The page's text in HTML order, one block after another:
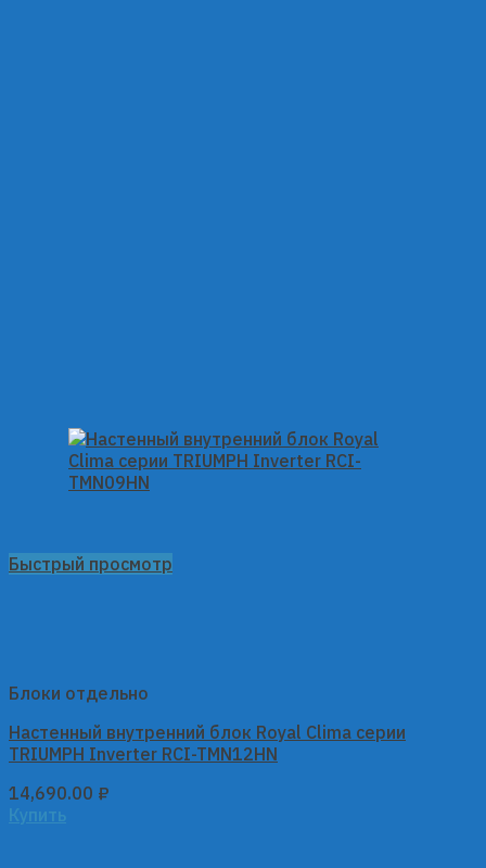
Быстрый просмотр
Блоки отдельно
Настенный внутренний блок Royal Clima серии
TRIUMPH Inverter RCI-TMN12HN
14,690.00 ₽
Купить